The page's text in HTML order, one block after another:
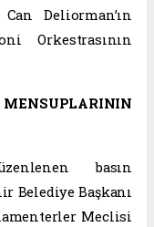
Deliorman’ın
Orkestrasının
basın
Belediye Başkanı
Meclisi